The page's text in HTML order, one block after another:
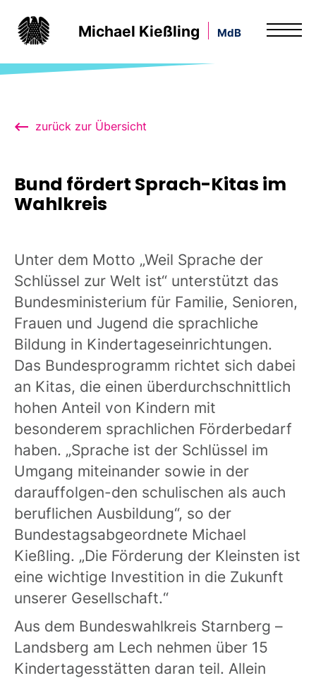
Michael Kießling MdB
zurück zur Übersicht
Bund fördert Sprach-Kitas im
Wahlkreis
Unter dem Motto „Weil Sprache der
Schlüssel zur Welt ist“ unterstützt das
Bundesministerium für Familie, Senioren,
Frauen und Jugend die sprachliche
Bildung in Kindertageseinrichtungen.
Das Bundesprogramm richtet sich dabei
an Kitas, die einen überdurchschnittlich
hohen Anteil von Kindern mit
besonderem sprachlichen Förderbedarf
haben. „Sprache ist der Schlüssel im
Umgang miteinander sowie in der
darauffolgen-den schulischen als auch
beruflichen Ausbildung“, so der
Bundestagsabgeordnete Michael
Kießling. „Die Förderung der Kleinsten ist
eine wichtige Investition in die Zukunft
unserer Gesellschaft.“
Aus dem Bundeswahlkreis Starnberg –
Landsberg am Lech nehmen über 15
Kindertagesstätten daran teil. Allein